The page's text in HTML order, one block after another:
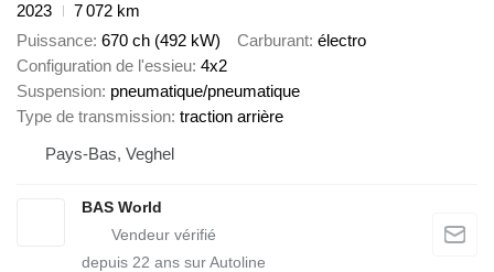
2023
7 072 km
Puissance 670 ch (492 kW) Carburant électro
Configuration de l'essieu 4x2
Suspension pneumatique/pneumatique
Type de transmission traction arrière
Pays-Bas, Veghel
BAS World
depuis 22 ans sur Autoline